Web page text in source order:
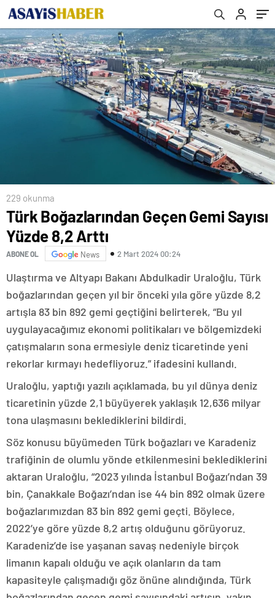
229 okunma
Türk Boğazlarından Geçen Gemi Sayısı
Yüzde 8,2 Arttı
ABONE OL News 2 Mart 2024 00:24
Ulaştırma ve Altyapı Bakanı Abdulkadir Uraloğlu, Türk
boğazlarından geçen yıl bir önceki yıla göre yüzde 8,2
artışla 83 bin 892 gemi geçtiğini belirterek, “Bu yıl
uygulayacağımız ekonomi politikaları ve bölgemizdeki
çatışmaların sona ermesiyle deniz ticaretinde yeni
rekorlar kırmayı hedefliyoruz.” ifadesini kullandı.
Uraloğlu, yaptığı yazılı açıklamada, bu yıl dünya deniz
ticaretinin yüzde 2,1 büyüyerek yaklaşık 12,636 milyar
tona ulaşmasını beklediklerini bildirdi.
Söz konusu büyümeden Türk boğazları ve Karadeniz
trafiğinin de olumlu yönde etkilenmesini beklediklerini
aktaran Uraloğlu, “2023 yılında İstanbul Boğazı’ndan 39
bin, Çanakkale Boğazı’ndan ise 44 bin 892 olmak üzere
boğazlarımızdan 83 bin 892 gemi geçti. Böylece,
2022’ye göre yüzde 8,2 artış olduğunu görüyoruz.
Karadeniz’de ise yaşanan savaş nedeniyle birçok
limanın kapalı olduğu ve açık olanların da tam
kapasiteyle çalışmadığı göz önüne alındığında, Türk